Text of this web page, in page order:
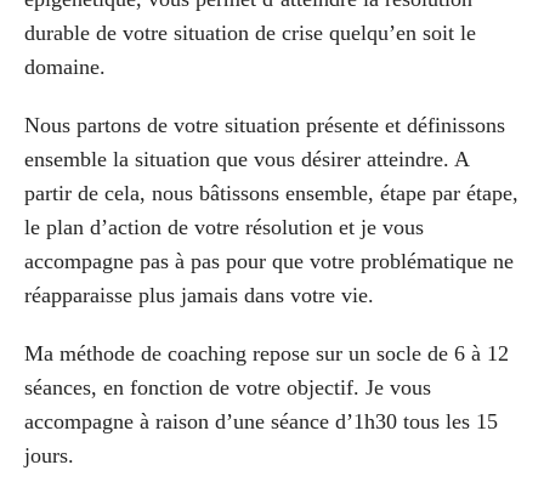
durable de votre situation de crise quelqu’en soit le
domaine.
Nous partons de votre situation présente et définissons
ensemble la situation que vous désirer atteindre. A
partir de cela, nous bâtissons ensemble, étape par étape,
le plan d’action de votre résolution et je vous
accompagne pas à pas pour que votre problématique ne
réapparaisse plus jamais dans votre vie.
Ma méthode de coaching repose sur un socle de 6 à 12
séances, en fonction de votre objectif. Je vous
accompagne à raison d’une séance d’1h30 tous les 15
jours.